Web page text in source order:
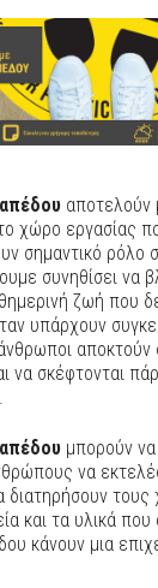
αποτελούν
χώρο εργασίας
σημαντικό ρόλο
συνηθίσει να
ζωή που
υπάρχουν
αποκτούν
να σκέφτονται
μπορούν
να
διατηρήσουν
και τα υλικά
κάνουν μια